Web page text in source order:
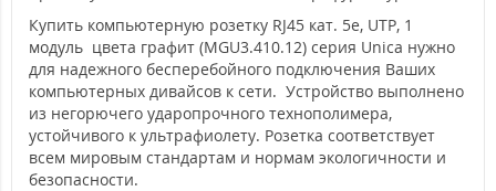
Купить компьютерную розетку RJ45 кат. 5е, UTP, 1
модуль цвета графит (MGU3.410.12) серия Unica нужно
для надежного бесперебойного подключения Ваших
компьютерных дивайсов к сети. Устройство выполнено
из негорючего ударопрочного технополимера,
устойчивого к ультрафиолету. Розетка соответствует
всем мировым стандартам и нормам экологичности и
безопасности.